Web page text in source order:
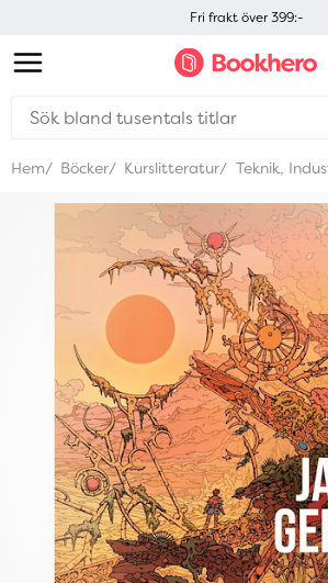
Fri frakt över 399:-
Hem Böcker Kurslitteratur Teknik,